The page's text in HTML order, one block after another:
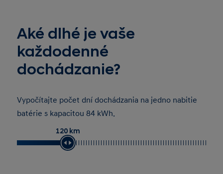
Aké dlhé je vaše
každodenné
dochádzanie?
Vypočítajte počet dní dochádzania na jedno nabitie
batérie s kapacitou 84 kWh.
120 km